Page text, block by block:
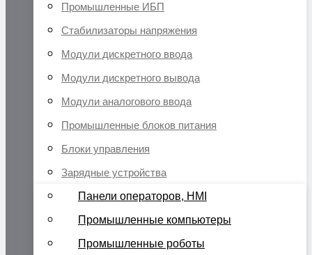
Промышленные ИБП
Стабилизаторы напряжения
Модули дискретного ввода
Модули дискретного вывода
Модули аналогового ввода
Промышленные блоков питания
Блоки управления
Зарядные устройства
Панели операторов, HMI
Промышленные компьютеры
Промышленные роботы